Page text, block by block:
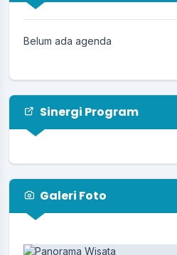
PEMDES Kertagena
11 Juli 2025
Belum ada agenda
Sinergi Program
Galeri Foto